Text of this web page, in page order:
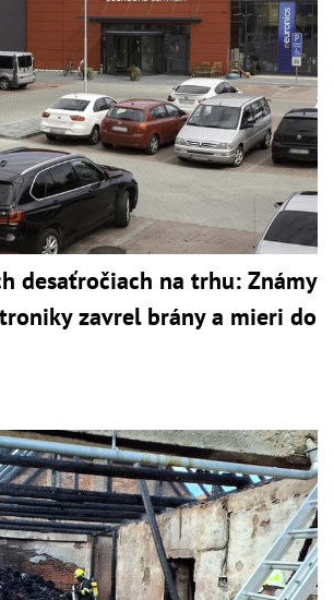
desaťročiach na trhu: Známy
zavrel brány a mieri do